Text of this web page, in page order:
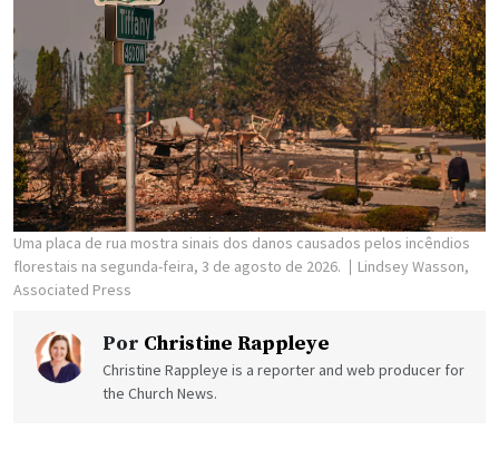
Uma placa de rua mostra sinais dos danos causados pelos incêndios
florestais na segunda-feira, 3 de agosto de 2026.
Lindsey Wasson,
Associated Press
Por Christine Rappleye
Christine Rappleye is a reporter and web producer for
the Church News.